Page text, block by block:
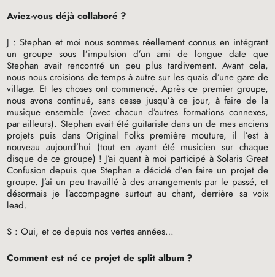
Aviez-vous déjà collaboré ?
J : Stephan et moi nous sommes réellement connus en intégrant
un groupe sous l’impulsion d’un ami de longue date que
Stephan avait rencontré un peu plus tardivement. Avant cela,
nous nous croisions de temps à autre sur les quais d’une gare de
village. Et les choses ont commencé. Après ce premier groupe,
nous avons continué, sans cesse jusqu’à ce jour, à faire de la
musique ensemble (avec chacun d’autres formations connexes,
par ailleurs). Stephan avait été guitariste dans un de mes anciens
projets puis dans Original Folks première mouture, il l’est à
nouveau aujourd’hui (tout en ayant été musicien sur chaque
disque de ce groupe) ! J’ai quant à moi participé à Solaris Great
Confusion depuis que Stephan a décidé d’en faire un projet de
groupe. J’ai un peu travaillé à des arrangements par le passé, et
désormais je l’accompagne surtout au chant, derrière sa voix
lead.
S : Oui, et ce depuis nos vertes années…
Comment est né ce projet de split album ?